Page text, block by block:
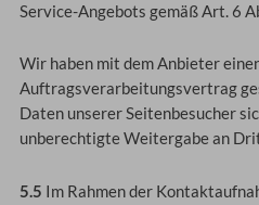
Service-Angebots gemäß Art. 6
Wir haben mit dem Anbieter
Auftragsverarbeitungsvertrag
Daten unserer Seitenbesucher
unberechtigte Weitergabe an
5.5 Im Rahmen der